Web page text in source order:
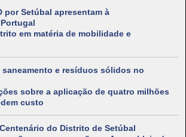
por Setúbal apresentam à
em matéria de mobilidade e
saneamento e resíduos sólidos no
sobre a aplicação de quatro milhões
custo
do Distrito de Setúbal